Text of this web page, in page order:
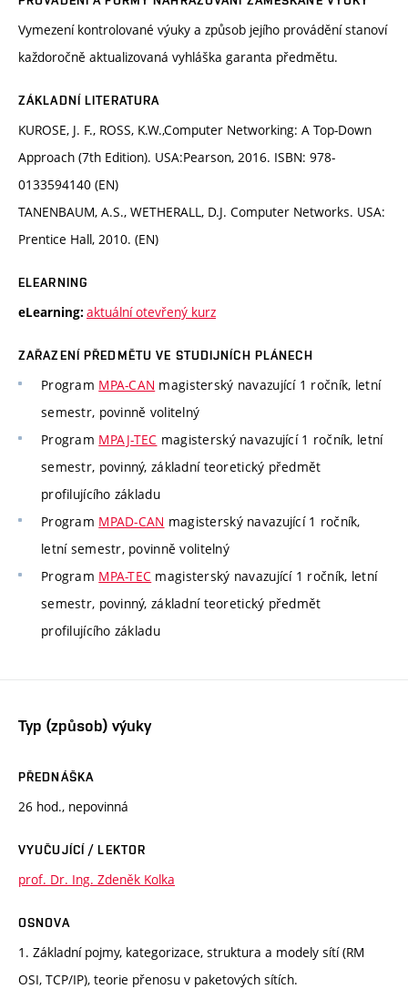
Vymezení kontrolované výuky a způsob jejího provádění stanoví
každoročně aktualizovaná vyhláška garanta předmětu.
ZÁKLADNÍ LITERATURA
KUROSE, J. F., ROSS, K.W.,Computer Networking: A Top-Down
Approach (7th Edition). USA:Pearson, 2016. ISBN: 978-
0133594140 (EN)
TANENBAUM, A.S., WETHERALL, D.J. Computer Networks. USA:
Prentice Hall, 2010. (EN)
ELEARNING
eLearning: aktuální otevřený kurz
ZAŘAZENÍ PŘEDMĚTU VE STUDIJNÍCH PLÁNECH
Program MPA-CAN magisterský navazující 1 ročník, letní
semestr, povinně volitelný
Program MPAJ-TEC magisterský navazující 1 ročník, letní
semestr, povinný, základní teoretický předmět
profilujícího základu
Program MPAD-CAN magisterský navazující 1 ročník,
letní semestr, povinně volitelný
Program MPA-TEC magisterský navazující 1 ročník, letní
semestr, povinný, základní teoretický předmět
profilujícího základu
Typ (způsob) výuky
PŘEDNÁŠKA
26 hod., nepovinná
VYUČUJÍCÍ / LEKTOR
prof. Dr. Ing. Zdeněk Kolka
OSNOVA
1. Základní pojmy, kategorizace, struktura a modely sítí (RM
OSI, TCP/IP), teorie přenosu v paketových sítích.